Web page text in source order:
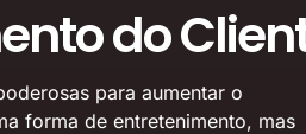
do
para aumentar o
forma de entretenimento, mas